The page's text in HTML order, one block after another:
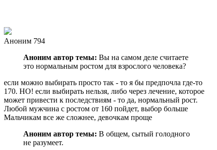
Аноним 794
Аноним автор темы: Вы на самом деле считаете
это нормальным ростом для взрослого человека?
если можно выбирать просто так - то я бы предпочла где-то
170. НО! если выбирать нельзя, либо через лечение, которое
может привести к последствиям - то да, нормальный рост.
Любой мужчина с ростом от 160 пойдет, выбор больше
Мальчикам все же сложнее, девочкам проще
Аноним автор темы: В общем, сытый голодного
не разумеет.